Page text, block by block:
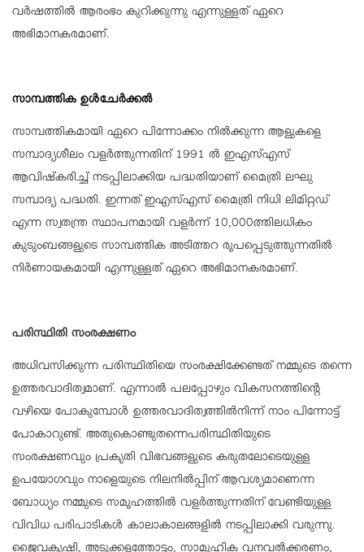
വര്‍ഷത്തില്‍ ആരംഭം കുറിക്കുന്നു എന്നുള്ളത് ഏറെ
അഭിമാനകരമാണ്.
സാമ്പത്തിക ഉള്‍ചേര്‍ക്കല്‍
സാമ്പത്തികമായി ഏറെ പിന്നോക്കം നില്‍ക്കുന്ന ആളുകളെ
സമ്പാദ്യശീലം വളര്‍ത്തുന്നതിന് 1991 ല്‍ ഇഎസ്എസ്
ആവിഷ്‌കരിച്ച് നടപ്പിലാക്കിയ പദ്ധതിയാണ് മൈത്രി ലഘു
സമ്പാദ്യ പദ്ധതി. ഇന്നത് ഇഎസ്എസ് മൈത്രി നിധി ലിമിറ്റഡ്
എന്ന സ്വതന്ത്ര സ്ഥാപനമായി വളര്‍ന്ന് 10,000ത്തിലധികം
കുടുംബങ്ങളുടെ സാമ്പത്തിക അടിത്തറ രൂപപ്പെടുത്തുന്നതില്‍
നിര്‍ണായകമായി എന്നുള്ളത് ഏറെ അഭിമാനകരമാണ്.
പരിസ്ഥിതി സംരക്ഷണം
അധിവസിക്കുന്ന പരിസ്ഥിതിയെ സംരക്ഷിക്കേണ്ടത് നമ്മുടെ തന്നെ
ഉത്തരവാദിത്വമാണ്. എന്നാല്‍ പലപ്പോഴും വികസനത്തിന്റെ
വഴിയെ പോകുമ്പോള്‍ ഉത്തരവാദിത്വത്തില്‍നിന്ന് നാം പിന്നോട്ട്
പോകാറുണ്ട്. അതുകൊണ്ടുതന്നെപരിസ്ഥിതിയുടെ
സംരക്ഷണവും പ്രകൃതി വിഭവങ്ങളുടെ കരുതലോടെയുള്ള
ഉപയോഗവും നാളെയുടെ നിലനില്‍പ്പിന് ആവശ്യമാണെന്ന
ബോധ്യം നമ്മുടെ സമൂഹത്തില്‍ വളര്‍ത്തുന്നതിന് വേണ്ടിയുള്ള
വിവിധ പരിപാടികള്‍ കാലാകാലങ്ങളില്‍ നടപ്പിലാക്കി വരുന്നു.